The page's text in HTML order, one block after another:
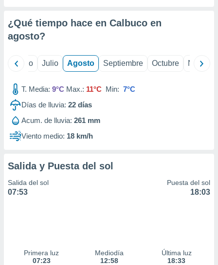
e
de
¿Qué tiempo hace en Calbuco en
agosto?
Junio Julio Agosto Septiembre Octubre
T. Media: 9°C Max.: 11°C Min: 7°C
Días de lluvia: 22 días
Acum. de lluvia: 261 mm
Viento medio: 18 km/h
Salida y Puesta del sol
Salida del sol
07:53
Puesta del sol
18:03
Primera luz
07:23
Mediodía
12:58
Última luz
18:33